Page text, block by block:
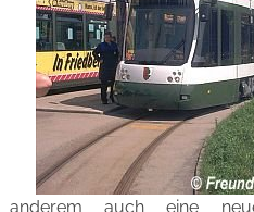
anderem auch eine